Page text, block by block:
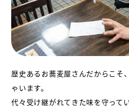
歴史あるお蕎麦屋さんだからこそ
ゃいます。
代々受け継がれてきた味を守って